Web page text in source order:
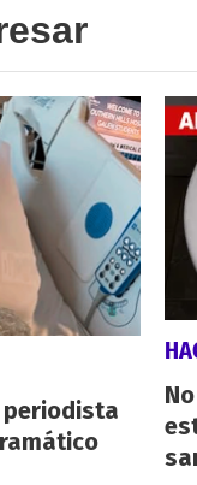
periodista